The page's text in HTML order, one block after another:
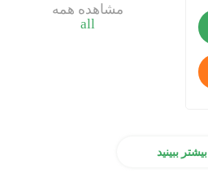
all
مشاهده همه
بیشتر ببینید